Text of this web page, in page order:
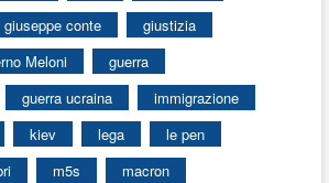
giuseppe conte
giustizia
Meloni
guerra
guerra ucraina
immigrazione
kiev lega
le pen
m5s
macron